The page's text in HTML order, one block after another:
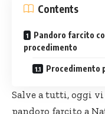
Contents
Pandoro farcito
procedimento
Procedimento
Salve a tutti, oggi vi
pandoro farcito a